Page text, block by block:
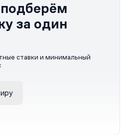
за один
ставки и минимальный